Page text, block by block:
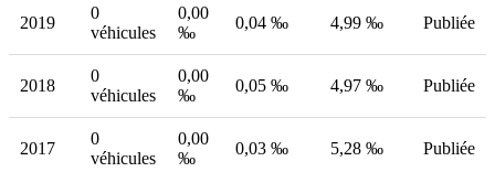
2019
0
véhicules
0,00
‰
0,04 ‰ 4,99 ‰ Publiée
2018
0
véhicules
0,00
‰
0,05 ‰ 4,97 ‰ Publiée
2017
0
véhicules
0,00
‰
0,03 ‰ 5,28 ‰ Publiée